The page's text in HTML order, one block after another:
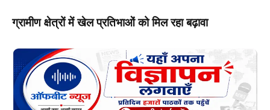
ग्रामीण क्षेत्रों में खेल प्रतिभाओं को मिल रहा बढ़ावा